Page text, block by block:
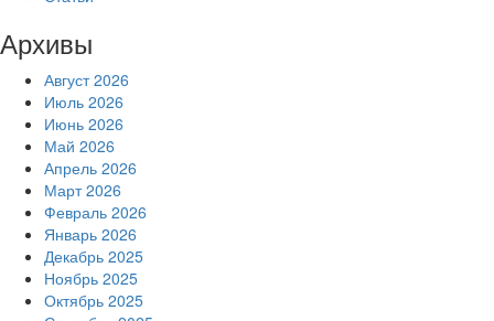
Архивы
Август 2026
Июль 2026
Июнь 2026
Май 2026
Апрель 2026
Март 2026
Февраль 2026
Январь 2026
Декабрь 2025
Ноябрь 2025
Октябрь 2025